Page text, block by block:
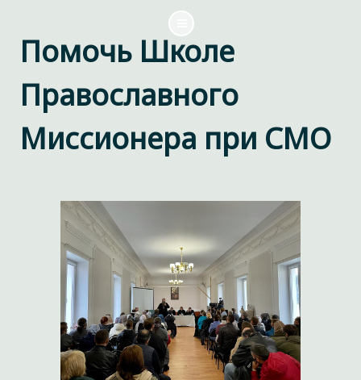
Помочь Школе
Православного
Миссионера при СМО